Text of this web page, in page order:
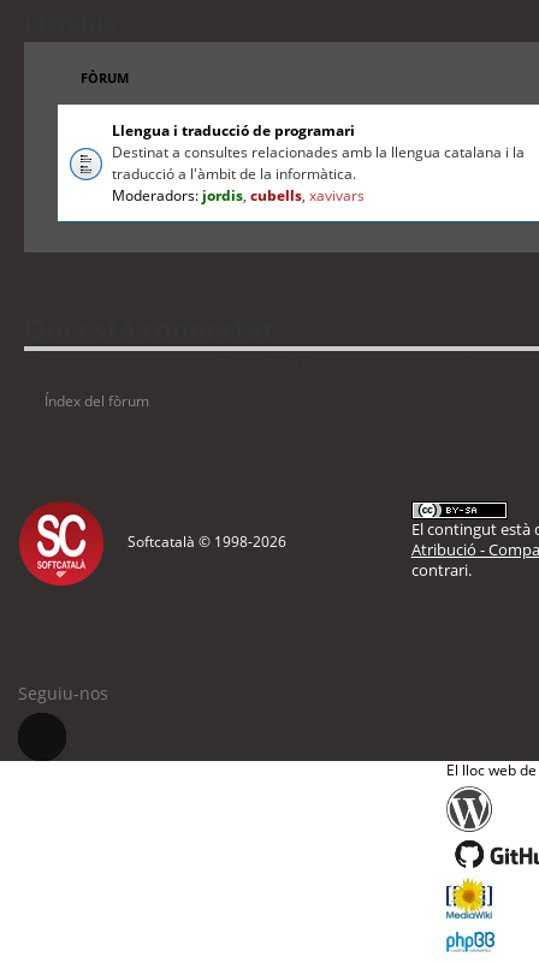
FÒRUM
Llengua i traducció de programari
Destinat a consultes relacionades amb la llengua catalana i la
traducció a l'àmbit de la informàtica.
Moderadors: jordis,cubells,xavivars
Índex del fòrum
Softcatalà © 1998-2026
El contingut està
Atribució -
contrari.
Seguiu-nos
El lloc web